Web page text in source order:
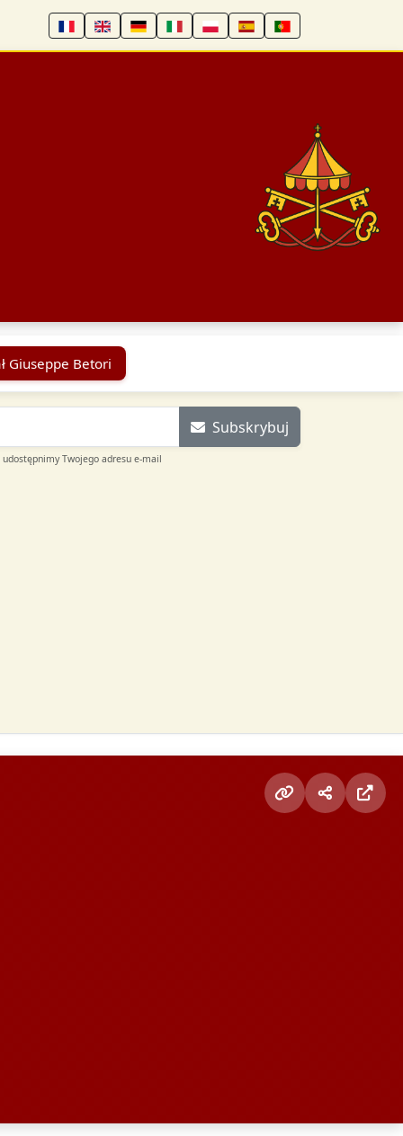
Giuseppe Betori
Subskrybuj
Twojego adresu e-mail